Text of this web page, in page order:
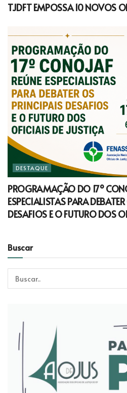
TJDFT EMPOSSA 10 NOVOS
DESTAQUE
PROGRAMAÇÃO DO 17º
ESPECIALISTAS PARA
DESAFIOS E O FUTURO DOS
Buscar